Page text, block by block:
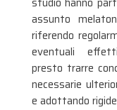
assunto
riferendo
eventuali
presto trarre
necessarie
e adottando